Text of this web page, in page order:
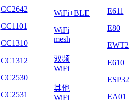
CC2642
CC1101
CC1310
CC1312
CC2530
CC2531
WiFi+BLE
WiFi
mesh
双频
WiFi
其他
WiFi
E611
E80
E610
ESP32
EA01